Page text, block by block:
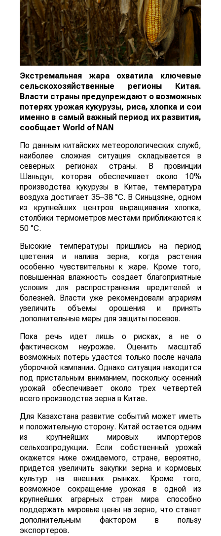
Экстремальная жара охватила ключевые
сельскохозяйственные регионы Китая.
Власти страны предупреждают о возможных
потерях урожая кукурузы, риса, хлопка и сои
именно в самый важный период их развития,
сообщает World of NAN
По данным китайских метеорологических служб,
наиболее сложная ситуация складывается в
северных регионах страны. В провинции
Шаньдун, которая обеспечивает около 10%
производства кукурузы в Китае, температура
воздуха достигает 35–38 °C. В Синьцзяне, одном
из крупнейших центров выращивания хлопка,
столбики термометров местами приближаются к
50 °C.
Высокие температуры пришлись на период
цветения и налива зерна, когда растения
особенно чувствительны к жаре. Кроме того,
повышенная влажность создает благоприятные
условия для распространения вредителей и
болезней. Власти уже рекомендовали аграриям
увеличить объемы орошения и принять
дополнительные меры для защиты посевов.
Пока речь идет лишь о рисках, а не о
фактическом неурожае. Оценить масштаб
возможных потерь удастся только после начала
уборочной кампании. Однако ситуация находится
под пристальным вниманием, поскольку осенний
урожай обеспечивает около трех четвертей
всего производства зерна в Китае.
Для Казахстана развитие событий может иметь
и положительную сторону. Китай остается одним
из крупнейших мировых импортеров
сельхозпродукции. Если собственный урожай
окажется ниже ожидаемого, стране, вероятно,
придется увеличить закупки зерна и кормовых
культур на внешних рынках. Кроме того,
возможное сокращение урожая в одной из
крупнейших аграрных стран мира способно
поддержать мировые цены на зерно, что станет
дополнительным фактором в пользу
экспортеров.